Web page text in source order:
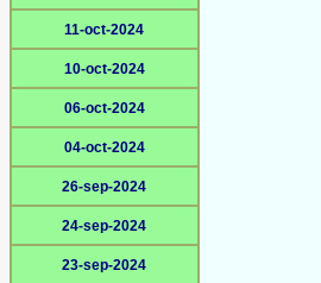
11-oct-2024
10-oct-2024
06-oct-2024
04-oct-2024
26-sep-2024
24-sep-2024
23-sep-2024